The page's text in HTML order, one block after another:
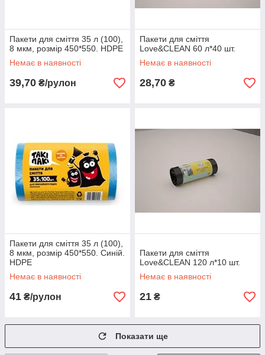
Пакети для сміття 35 л (100),
8 мкм, розмір 450*550. HDPE
Немає в наявності
39,70 ₴/рулон
Пакети для сміття
Love&CLEAN 60 л*40 шт.
Немає в наявності
28,70 ₴
Пакети для сміття 35 л (100),
8 мкм, розмір 450*550. Синій.
HDPE
Немає в наявності
41 ₴/рулон
Пакети для сміття
Love&CLEAN 120 л*10 шт.
Немає в наявності
21 ₴
Показати ще